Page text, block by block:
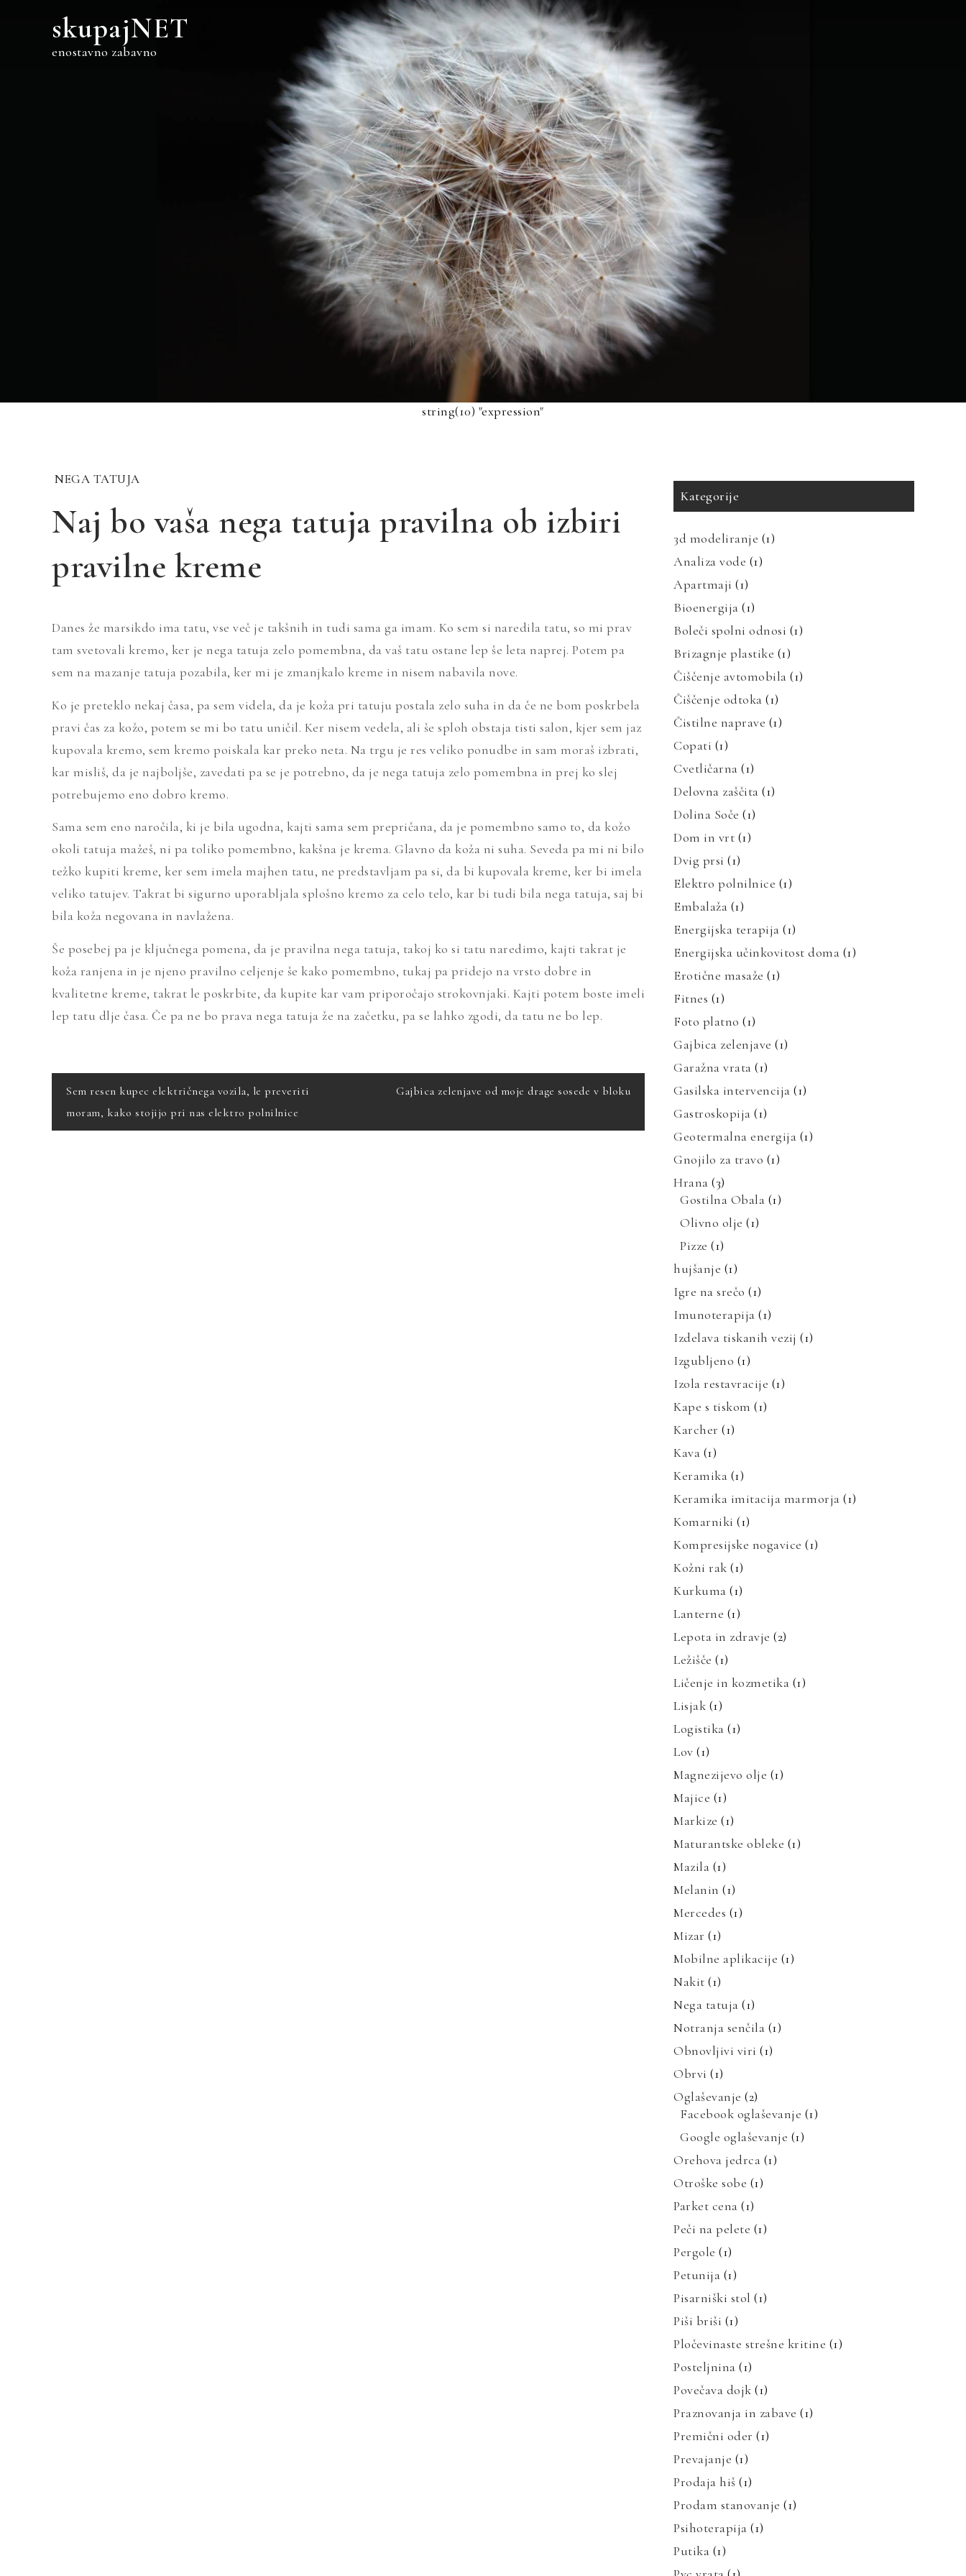
skupajNET
enostavno zabavno
string(10) "expression"
NEGA TATUJA
Naj bo vaša nega tatuja pravilna ob izbiri
pravilne kreme
Danes že marsikdo ima tatu, vse več je takšnih in tudi sama ga imam. Ko sem si naredila tatu, so mi prav
tam svetovali kremo, ker je nega tatuja zelo pomembna, da vaš tatu ostane lep še leta naprej. Potem pa
sem na mazanje tatuja pozabila, ker mi je zmanjkalo kreme in nisem nabavila nove.
Ko je preteklo nekaj časa, pa sem videla, da je koža pri tatuju postala zelo suha in da če ne bom poskrbela
pravi čas za kožo, potem se mi bo tatu uničil. Ker nisem vedela, ali še sploh obstaja tisti salon, kjer sem jaz
kupovala kremo, sem kremo poiskala kar preko neta. Na trgu je res veliko ponudbe in sam moraš izbrati,
kar misliš, da je najboljše, zavedati pa se je potrebno, da je nega tatuja zelo pomembna in prej ko slej
potrebujemo eno dobro kremo.
Sama sem eno naročila, ki je bila ugodna, kajti sama sem prepričana, da je pomembno samo to, da kožo
okoli tatuja mažeš, ni pa toliko pomembno, kakšna je krema. Glavno da koža ni suha. Seveda pa mi ni bilo
težko kupiti kreme, ker sem imela majhen tatu, ne predstavljam pa si, da bi kupovala kreme, ker bi imela
veliko tatujev. Takrat bi sigurno uporabljala splošno kremo za celo telo, kar bi tudi bila nega tatuja, saj bi
bila koža negovana in navlažena.
Še posebej pa je ključnega pomena, da je pravilna nega tatuja, takoj ko si tatu naredimo, kajti takrat je
koža ranjena in je njeno pravilno celjenje še kako pomembno, tukaj pa pridejo na vrsto dobre in
kvalitetne kreme, takrat le poskrbite, da kupite kar vam priporočajo strokovnjaki. Kajti potem boste imeli
lep tatu dlje časa. Če pa ne bo prava nega tatuja že na začetku, pa se lahko zgodi, da tatu ne bo lep.
Navigacija
prispevka
Sem resen kupec električnega vozila, le preveriti
moram, kako stojijo pri nas elektro polnilnice
Gajbica zelenjave od moje drage sosede v bloku
Kategorije
3d modeliranje (1)
Analiza vode (1)
Apartmaji (1)
Bioenergija (1)
Boleči spolni odnosi (1)
Brizagnje plastike (1)
Čiščenje avtomobila (1)
Čiščenje odtoka (1)
Čistilne naprave (1)
Copati (1)
Cvetličarna (1)
Delovna zaščita (1)
Dolina Soče (1)
Dom in vrt (1)
Dvig prsi (1)
Elektro polnilnice (1)
Embalaža (1)
Energijska terapija (1)
Energijska učinkovitost doma (1)
Erotične masaže (1)
Fitnes (1)
Foto platno (1)
Gajbica zelenjave (1)
Garažna vrata (1)
Gasilska intervencija (1)
Gastroskopija (1)
Geotermalna energija (1)
Gnojilo za travo (1)
Hrana (3)
Gostilna Obala (1)
Olivno olje (1)
Pizze (1)
hujšanje (1)
Igre na srečo (1)
Imunoterapija (1)
Izdelava tiskanih vezij (1)
Izgubljeno (1)
Izola restavracije (1)
Kape s tiskom (1)
Karcher (1)
Kava (1)
Keramika (1)
Keramika imitacija marmorja (1)
Komarniki (1)
Kompresijske nogavice (1)
Kožni rak (1)
Kurkuma (1)
Lanterne (1)
Lepota in zdravje (2)
Ležišče (1)
Ličenje in kozmetika (1)
Lisjak (1)
Logistika (1)
Lov (1)
Magnezijevo olje (1)
Majice (1)
Markize (1)
Maturantske obleke (1)
Mazila (1)
Melanin (1)
Mercedes (1)
Mizar (1)
Mobilne aplikacije (1)
Nakit (1)
Nega tatuja (1)
Notranja senčila (1)
Obnovljivi viri (1)
Obrvi (1)
Oglaševanje (2)
Facebook oglaševanje (1)
Google oglaševanje (1)
Orehova jedrca (1)
Otroške sobe (1)
Parket cena (1)
Peči na pelete (1)
Pergole (1)
Petunija (1)
Pisarniški stol (1)
Piši briši (1)
Pločevinaste strešne kritine (1)
Posteljnina (1)
Povečava dojk (1)
Praznovanja in zabave (1)
Premični oder (1)
Prevajanje (1)
Prodaja hiš (1)
Prodam stanovanje (1)
Psihoterapija (1)
Putika (1)